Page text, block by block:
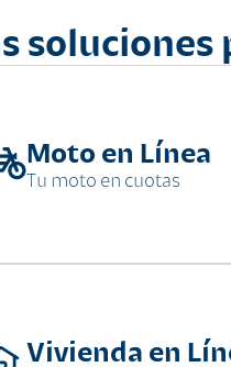
soluciones
Moto en Línea
Tu moto en cuotas
Vivienda en